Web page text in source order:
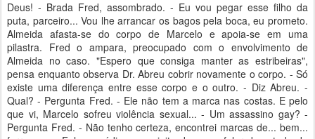
Deus! - Brada Fred, assombrado. - Eu vou pegar esse filho da
puta, parceiro... Vou lhe arrancar os bagos pela boca, eu prometo.
Almeida afasta-se do corpo de Marcelo e apoia-se em uma
pilastra. Fred o ampara, preocupado com o envolvimento de
Almeida no caso. "Espero que consiga manter as estribeiras",
pensa enquanto observa Dr. Abreu cobrir novamente o corpo. - Só
existe uma diferença entre esse corpo e o outro. - Diz Abreu. -
Qual? - Pergunta Fred. - Ele não tem a marca nas costas. E pelo
que vi, Marcelo sofreu violência sexual... - Um assassino gay? -
Pergunta Fred. - Não tenho certeza, encontrei marcas de... bem...